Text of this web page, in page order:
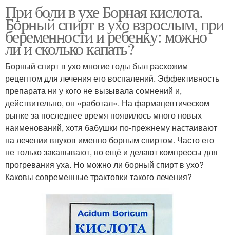
При боли в ухе Борная кислота.
Борный спирт в ухо взрослым, при
беременности и ребенку: можно
ли и сколько капать?
Борный спирт в ухо многие годы был расхожим
рецептом для лечения его воспалений. Эффективность
препарата ни у кого не вызывала сомнений и,
действительно, он «работал». На фармацевтическом
рынке за последнее время появилось много новых
наименований, хотя бабушки по-прежнему настаивают
на лечении внуков именно борным спиртом. Часто его
не только закапывают, но ещё и делают компрессы для
прогревания уха. Но можно ли борный спирт в ухо?
Каковы современные трактовки такого лечения?